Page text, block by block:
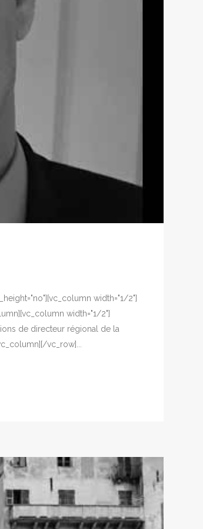
width="1/2"]
width="1/2"]
de directeur régional de la
vc_row]...